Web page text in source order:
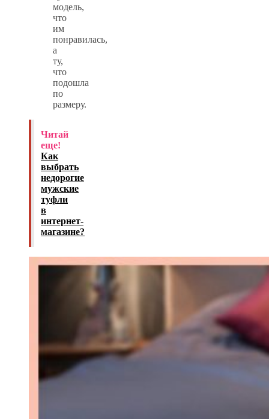
модель,
что
им
понравилась,
а
ту,
что
подошла
по
размеру.
Читай
еще!
Как
выбрать
недорогие
мужские
туфли
в
интернет-
магазине?